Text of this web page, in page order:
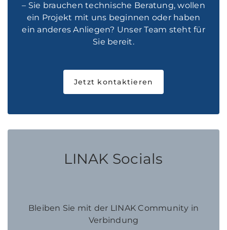
– Sie brauchen technische Beratung, wollen
ein Projekt mit uns beginnen oder haben
ein anderes Anliegen? Unser Team steht für
Sie bereit.
Jetzt kontaktieren
LINAK Socials
Bleiben Sie mit der LINAK Community in
Verbindung